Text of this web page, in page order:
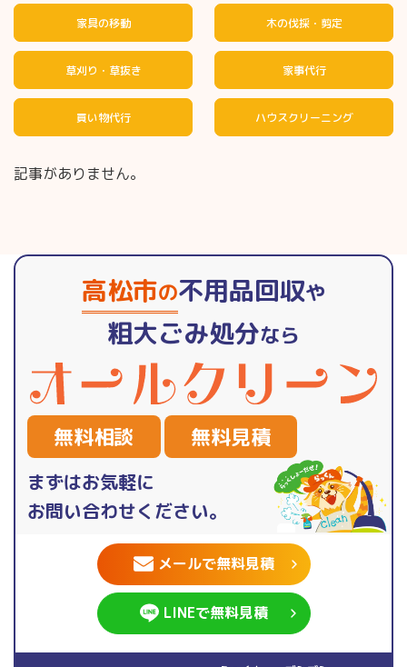
家具の移動 木の伐採・剪定
草刈り・草抜き 家事代行
買い物代行 ハウスクリーニング
記事がありません。
高松市の不用品回収や
粗大ごみ処分なら
無料相談 無料見積
まずはお気軽に
お問い合わせください。
メールで無料見積
LINEで無料見積